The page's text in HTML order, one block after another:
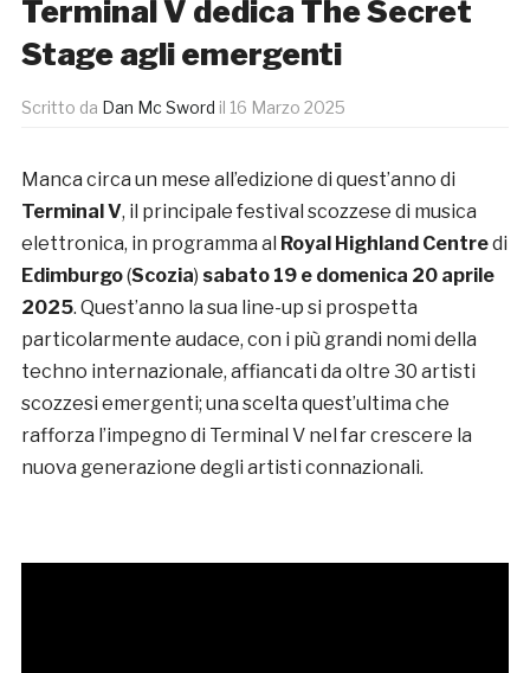
Terminal V dedica The Secret
Stage agli emergenti
Scritto da Dan Mc Sword il 16 Marzo 2025
Manca circa un mese all’edizione di quest’anno di
Terminal V, il principale festival scozzese di musica
elettronica, in programma al Royal Highland Centredi
Edimburgo(Scozia) sabato 19 e domenica 20 aprile
2025. Quest’anno la sua line-up si prospetta
particolarmente audace, con i più grandi nomi della
techno internazionale, affiancati da oltre 30 artisti
scozzesi emergenti; una scelta quest’ultima che
rafforza l’impegno di Terminal V nel far crescere la
nuova generazione degli artisti connazionali.